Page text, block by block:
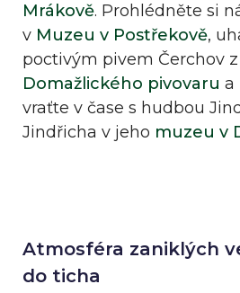
Mrákově. Prohlédněte si
v Muzeu v Postřekově,
poctivým pivem Čerchov z
Domažlického pivovaru a
vraťte v čase s hudbou
Jindřicha v jeho muzeu v
Atmosféra zaniklých
do ticha